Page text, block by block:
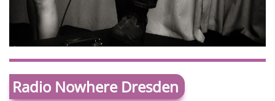
Radio Nowhere Dresden